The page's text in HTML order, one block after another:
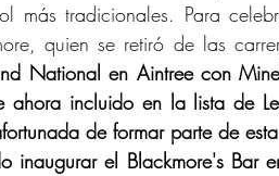
más tradicionales. Para
quien se retiró de las
National en Aintree con
ahora incluido en la lista de
de formar parte de
inaugurar el Blackmore's Bar